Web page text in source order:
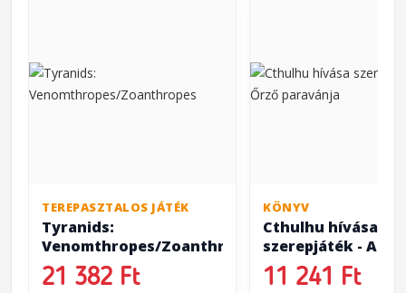
TEREPASZTALOS JÁTÉK
Tyranids:
Venomthropes/Zoanthropes
21 382 Ft
KÖNYV
Cthulhu hívása
szerepjáték - Az
paravánja
11 241 Ft